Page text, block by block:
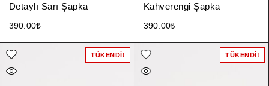
Detaylı Sarı Şapka
390.00₺
Kahverengi Şapka
390.00₺
TÜKENDI! TÜKENDI!